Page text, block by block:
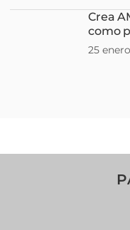
Crea
como
25